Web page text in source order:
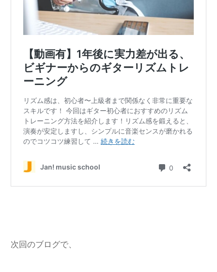
次回のブログで、